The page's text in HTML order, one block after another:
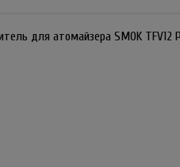
для атомайзера SMOK TFV12